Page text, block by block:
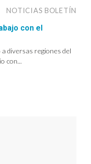
NOTICIAS BOLETÍN
con el
diversas regiones del
con...